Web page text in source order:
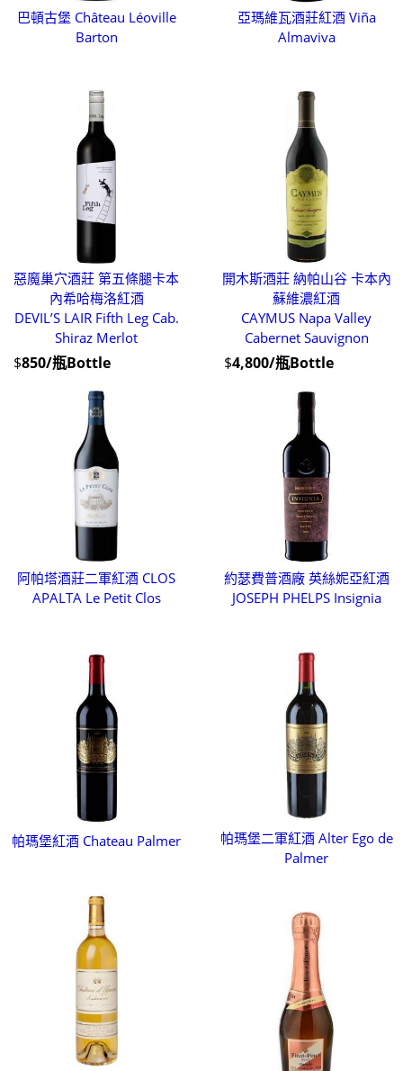
巴頓古堡 Château Léoville
Barton
亞瑪維瓦酒莊紅酒 Viña
Almaviva
惡魔巢穴酒莊 第五條腿卡本
內希哈梅洛紅酒
DEVIL’S LAIR Fifth Leg Cab.
Shiraz Merlot
$850/瓶Bottle
開木斯酒莊 納帕山谷 卡本內
蘇維濃紅酒
CAYMUS Napa Valley
Cabernet Sauvignon
$4,800/瓶Bottle
阿帕塔酒莊二軍紅酒 CLOS
APALTA Le Petit Clos
約瑟費普酒廠 英絲妮亞紅酒
JOSEPH PHELPS Insignia
帕瑪堡紅酒 Chateau Palmer
帕瑪堡二軍紅酒 Alter Ego de
Palmer